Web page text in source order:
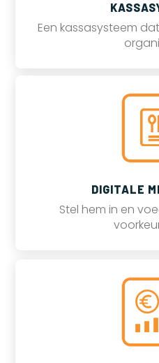
Een kassasysteem
DIGITALE
Stel hem in en